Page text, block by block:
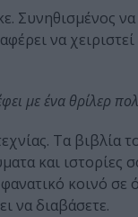
να
να
με ένα θρίλερ
Τα βιβλία
και ιστορίες
κοινό
να διαβάσετε.